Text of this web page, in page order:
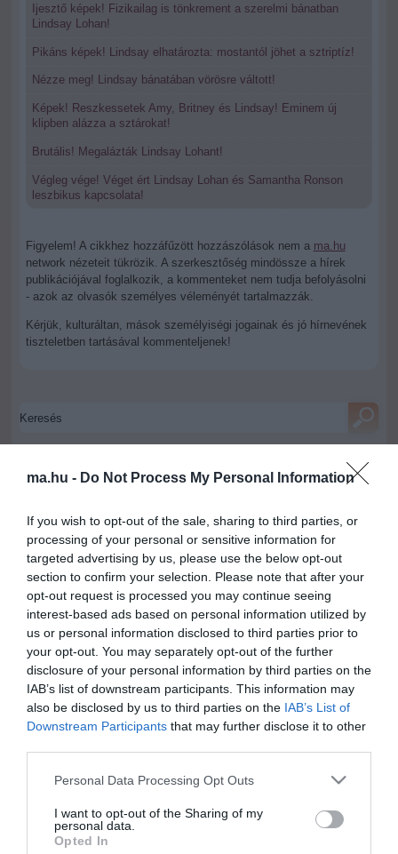
ma.hu - Do Not Process My Personal Information
If you wish to opt-out of the sale, sharing to third parties, or
processing of your personal or sensitive information for
targeted advertising by us, please use the below opt-out
section to confirm your selection. Please note that after your
opt-out request is processed you may continue seeing
interest-based ads based on personal information utilized by
us or personal information disclosed to third parties prior to
your opt-out. You may separately opt-out of the further
disclosure of your personal information by third parties on the
IAB’s list of downstream participants. This information may
also be disclosed by us to third parties on the IAB’s List of
Downstream Participants that may further disclose it to other
Please note that this website/app uses one or more Google
not limited to your visit or usage behaviour. You may click to
grant or deny consent to Google and its third-party tags to
use your data for below specified purposes in below Google
Personal Data Processing Opt Outs
I want to opt-out of the Sharing of my
personal data.
Opted In
Ijesztő képek! Fizikailag is tönkrement a szerelmi bánatban
Lindsay Lohan!
Pikáns képek! Lindsay elhatározta: mostantól jöhet a sztriptíz!
Nézze meg! Lindsay bánatában vörösre váltott!
Képek! Reszkessetek Amy, Britney és Lindsay! Eminem új
klipben alázza a sztárokat!
Brutális! Megalázták Lindsay Lohant!
Végleg vége! Véget ért Lindsay Lohan és Samantha Ronson
leszbikus kapcsolata!
Figyelem! A cikkhez hozzáfűzött hozzászólások nem a ma.hu
network nézeteit tükrözik. A szerkesztőség mindössze a hírek
publikációjával foglalkozik, a kommenteket nem tudja befolyásolni
- azok az olvasók személyes véleményét tartalmazzák.
Kérjük, kulturáltan, mások személyiségi jogainak és jó hírnevének
tiszteletben tartásával kommenteljenek!
Saját életét is kockára tette a magyar erdész, hogy
megállítsa a tüzet
20:20
Második világháborús MG-42 géppuskát emeltek ki a
Dunából - a rendőrség lefoglalta
18:19
A Miniszterelnökség felmondta a Lounge Eventtel kötött
keretszerződését
16:21 Megérkezett az eső a Duna vízgyűjtőjére
14:26
Újabb két gyanúsítottat fogtak el a 600 milliós
ingatlanmaffia ügyében
12:56
Vizes Eb - Megvan az első magyar arany, a nyíltvízi úszó
Nem is olyan egészséges a népszerű banán?